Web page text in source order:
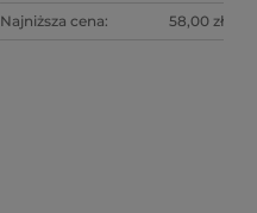
Najniższa cena: 58,00 zł